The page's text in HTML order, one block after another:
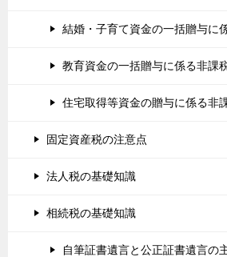
結婚・子育て資金の一括贈与に
教育資金の一括贈与に係る非課
住宅取得等資金の贈与に係る非
固定資産税の注意点
法人税の基礎知識
相続税の基礎知識
自筆証書遺言と公正証書遺言の